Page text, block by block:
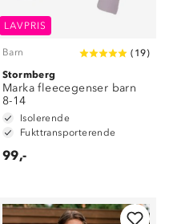
LAVPRIS
Barn ( 19)
Stormberg
Marka fleecegenser barn
8-14
Isolerende
Fukttransporterende
99,-